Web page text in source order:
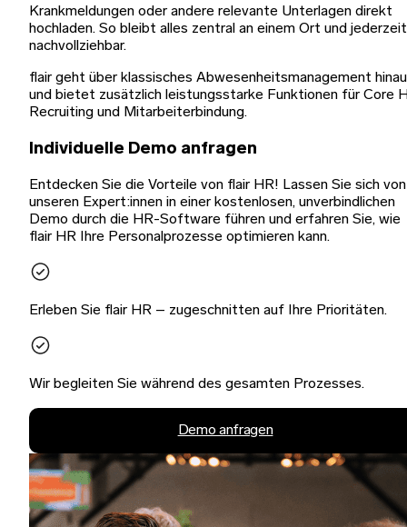
Krankmeldungen oder andere relevante Unterlagen direkt
hochladen. So bleibt alles zentral an einem Ort und jederzeit
nachvollziehbar.
flair geht über klassisches Abwesenheitsmanagement
und bietet zusätzlich leistungsstarke Funktionen für Core
Recruiting und Mitarbeiterbindung.
Individuelle Demo anfragen
Entdecken Sie die Vorteile von flair HR! Lassen Sie sich von
unseren Expert:innen in einer kostenlosen, unverbindlichen
Demo durch die HR-Software führen und erfahren Sie, wie
flair HR Ihre Personalprozesse optimieren kann.
Erleben Sie flair HR – zugeschnitten auf Ihre Prioritäten.
Wir begleiten Sie während des gesamten Prozesses.
Demo anfragen